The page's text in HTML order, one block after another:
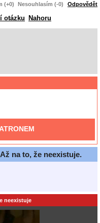
(+0) Nesouhlasím (-0) Odpovědět
otázku Nahoru
na to, že neexistuje.
neexistuje